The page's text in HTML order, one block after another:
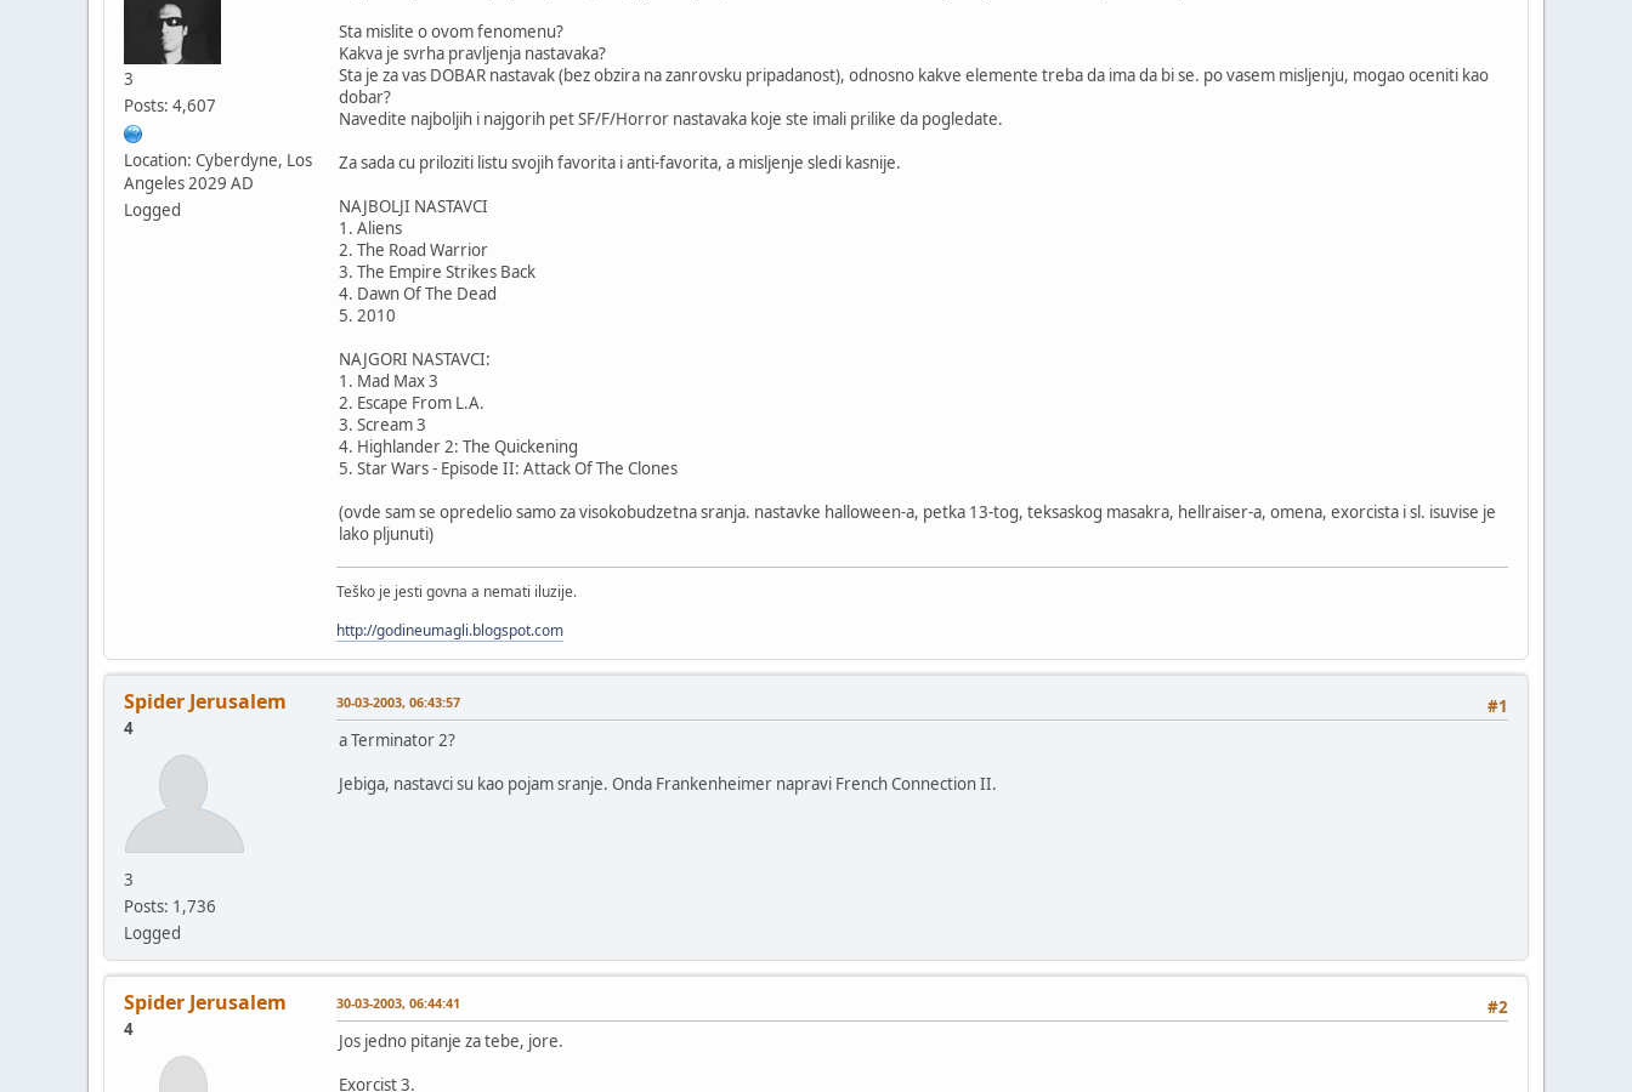
3
Posts: 4,607
Location: Cyberdyne, Los
Angeles 2029 AD
Logged
Sta mislite o ovom fenomenu?
Kakva je svrha pravljenja nastavaka?
Sta je za vas DOBAR nastavak (bez obzira na zanrovsku pripadanost), odnosno kakve elemente treba da ima da bi se. po vasem misljenju, mogao oceniti kao
dobar?
Navedite najboljih i najgorih pet SF/F/Horror nastavaka koje ste imali prilike da pogledate.
Za sada cu priloziti listu svojih favorita i anti-favorita, a misljenje sledi kasnije.
NAJBOLJI NASTAVCI
1. Aliens
2. The Road Warrior
3. The Empire Strikes Back
4. Dawn Of The Dead
5. 2010
NAJGORI NASTAVCI:
1. Mad Max 3
2. Escape From L.A.
3. Scream 3
4. Highlander 2: The Quickening
5. Star Wars - Episode II: Attack Of The Clones
(ovde sam se opredelio samo za visokobudzetna sranja. nastavke halloween-a, petka 13-tog, teksaskog masakra, hellraiser-a, omena, exorcista i sl. isuvise je
lako pljunuti)
Teško je jesti govna a nemati iluzije.
http://godineumagli.blogspot.com
Spider Jerusalem
4
3
Posts: 1,736
Logged
#1
30-03-2003, 06:43:57
a Terminator 2?
Jebiga, nastavci su kao pojam sranje. Onda Frankenheimer napravi French Connection II.
Spider Jerusalem
4
#2
30-03-2003, 06:44:41
Jos jedno pitanje za tebe, jore.
Exorcist 3.